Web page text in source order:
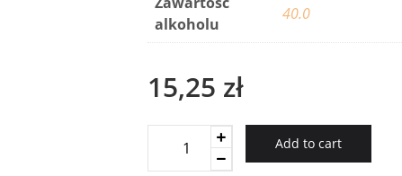
alkoholu
40.0
15,25 zł
Add to cart